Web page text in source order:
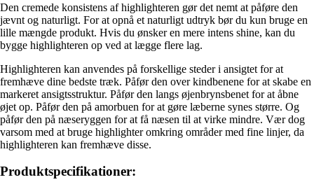
Den cremede konsistens af highlighteren gør det nemt at påføre den
jævnt og naturligt. For at opnå et naturligt udtryk bør du kun bruge en
lille mængde produkt. Hvis du ønsker en mere intens shine, kan du
bygge highlighteren op ved at lægge flere lag.
Highlighteren kan anvendes på forskellige steder i ansigtet for at
fremhæve dine bedste træk. Påfør den over kindbenene for at skabe en
markeret ansigtsstruktur. Påfør den langs øjenbrynsbenet for at åbne
øjet op. Påfør den på amorbuen for at gøre læberne synes større. Og
påfør den på næseryggen for at få næsen til at virke mindre. Vær dog
varsom med at bruge highlighter omkring områder med fine linjer, da
highlighteren kan fremhæve disse.
Produktspecifikationer: